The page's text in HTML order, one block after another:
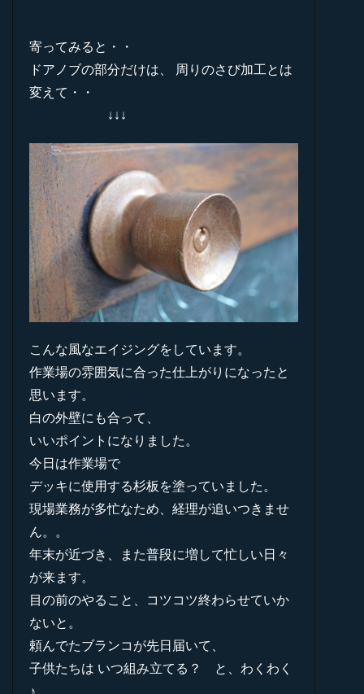
寄ってみると・・
ドアノブの部分だけは、 周りのさび加工とは
変えて・・
↓↓↓
こんな風なエイジングをしています。
作業場の雰囲気に合った仕上がりになったと
思います。
白の外壁にも合って、
いいポイントになりました。
今日は作業場で
デッキに使用する杉板を塗っていました。
現場業務が多忙なため、経理が追いつきませ
ん。。
年末が近づき、また普段に増して忙しい日々
が来ます。
目の前のやること、コツコツ終わらせていか
ないと。
頼んでたブランコが先日届いて、
子供たちは いつ組み立てる？ と、わくわく
♪